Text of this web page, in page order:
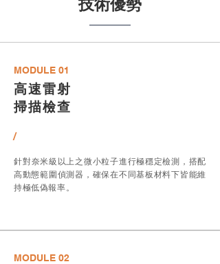
技術優勢
MODULE 01
高速雷射
掃描檢查
/
​針對奈米級以上之微小粒子進行極穩定檢測，搭配
高動態範圍偵測器，確保在不同基板材料下皆能維
持極低偽報率。
MODULE 02